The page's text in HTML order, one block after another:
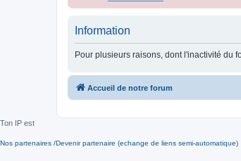
Information
Pour plusieurs raisons, dont l'inactivité du
Accueil de notre forum
Ton IP est
Nos partenaires /Devenir partenaire (echange de liens semi-automatique)